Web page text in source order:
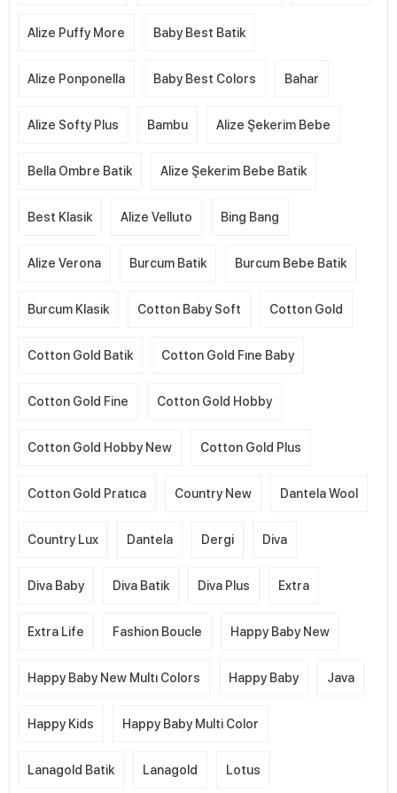
Alize Puffy More Baby Best Batik
Alize Ponponella Baby Best Colors Bahar
Alize Softy Plus Bambu Alize Şekerim Bebe
Bella Ombre Batik Alize Şekerim Bebe Batik
Best Klasik Alize Velluto Bing Bang
Alize Verona Burcum Batik Burcum Bebe Batik
Burcum Klasik Cotton Baby Soft Cotton Gold
Cotton Gold Batik Cotton Gold Fıne Baby
Cotton Gold Fine Cotton Gold Hobby
Cotton Gold Hobby New Cotton Gold Plus
Cotton Gold Pratıca Country New Dantela Wool
Country Lux Dantela Dergi Diva
Diva Baby Diva Batik Diva Plus Extra
Extra Life Fashion Boucle Happy Baby New
Happy Baby New Multı Colors Happy Baby Java
Happy Kids Happy Baby Multi Color
Lanagold Batik Lanagold Lotus